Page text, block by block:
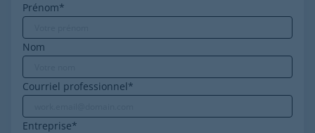
Prénom*
Nom
Courriel professionnel*
Entreprise*